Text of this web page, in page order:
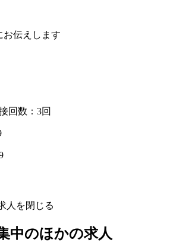
伝えします
回数：3回
人を閉じる
中のほかの求人